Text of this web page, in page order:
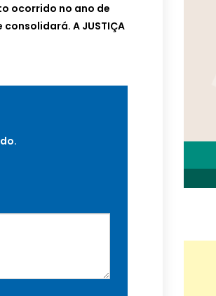
ocorrido no ano de
A JUSTIÇA